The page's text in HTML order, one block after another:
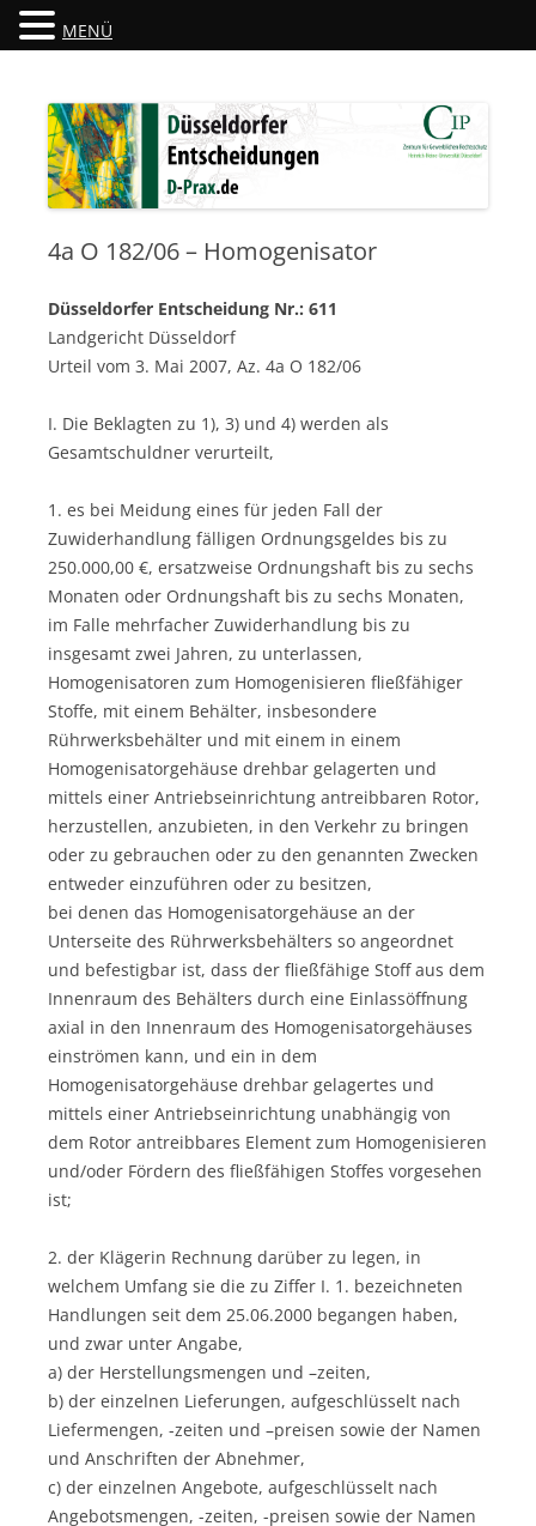
Düsseldorfer Entscheidungen
4a O 182/06 – Homogenisator
Düsseldorfer Entscheidung Nr.: 611
Landgericht Düsseldorf
Urteil vom 3. Mai 2007, Az. 4a O 182/06
I. Die Beklagten zu 1), 3) und 4) werden als
Gesamtschuldner verurteilt,
1. es bei Meidung eines für jeden Fall der
Zuwiderhandlung fälligen Ordnungsgeldes bis zu
250.000,00 €, ersatzweise Ordnungshaft bis zu sechs
Monaten oder Ordnungshaft bis zu sechs Monaten,
im Falle mehrfacher Zuwiderhandlung bis zu
insgesamt zwei Jahren, zu unterlassen,
Homogenisatoren zum Homogenisieren fließfähiger
Stoffe, mit einem Behälter, insbesondere
Rührwerksbehälter und mit einem in einem
Homogenisatorgehäuse drehbar gelagerten und
mittels einer Antriebseinrichtung antreibbaren Rotor,
herzustellen, anzubieten, in den Verkehr zu bringen
oder zu gebrauchen oder zu den genannten Zwecken
entweder einzuführen oder zu besitzen,
bei denen das Homogenisatorgehäuse an der
Unterseite des Rührwerksbehälters so angeordnet
und befestigbar ist, dass der fließfähige Stoff aus dem
Innenraum des Behälters durch eine Einlassöffnung
axial in den Innenraum des Homogenisatorgehäuses
einströmen kann, und ein in dem
Homogenisatorgehäuse drehbar gelagertes und
mittels einer Antriebseinrichtung unabhängig von
dem Rotor antreibbares Element zum Homogenisieren
und/oder Fördern des fließfähigen Stoffes vorgesehen
ist;
2. der Klägerin Rechnung darüber zu legen, in
welchem Umfang sie die zu Ziffer I. 1. bezeichneten
Handlungen seit dem 25.06.2000 begangen haben,
und zwar unter Angabe,
a) der Herstellungsmengen und –zeiten,
b) der einzelnen Lieferungen, aufgeschlüsselt nach
Liefermengen, -zeiten und –preisen sowie der Namen
und Anschriften der Abnehmer,
c) der einzelnen Angebote, aufgeschlüsselt nach
Angebotsmengen, -zeiten, -preisen sowie der Namen
MENÜ